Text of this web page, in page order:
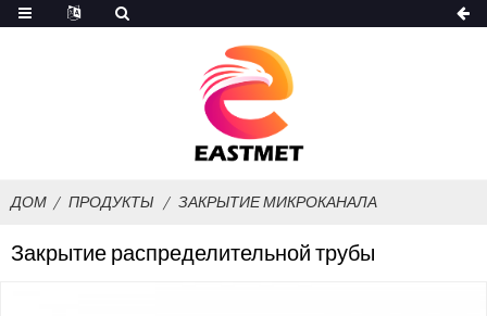
ДОМ ПРОДУКТЫ ЗАКРЫТИЕ МИКРОКАНАЛА
Закрытие распределительной трубы